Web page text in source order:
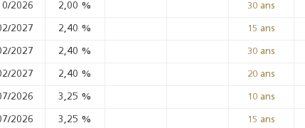
2026 2,00 % 30 ans
2027 2,40 % 15 ans
2027 2,40 % 30 ans
2027 2,40 % 20 ans
2026 3,25 % 10 ans
2026 3,25 % 15 ans
trimestriels